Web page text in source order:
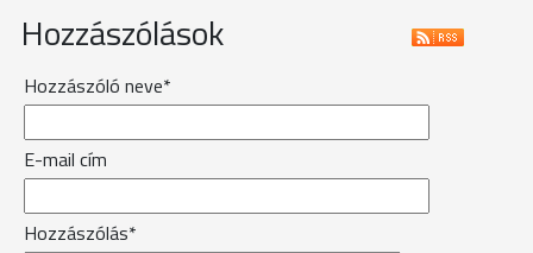
Hozzászólások
Hozzászóló neve*
E-mail cím
Hozzászólás*